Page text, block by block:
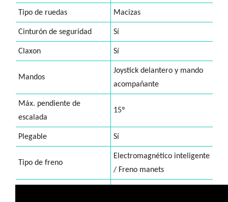
Tipo de ruedas Macizas
Cinturón de seguridad Sí
Claxon Sí
Mandos
Joystick delantero y mando
acompañante
Máx. pendiente de
escalada
15º
Plegable Sí
Tipo de freno
Electromagnético inteligente
/ Freno manets